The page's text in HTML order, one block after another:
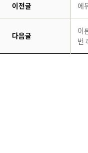
이전글 에
다음글
이
번